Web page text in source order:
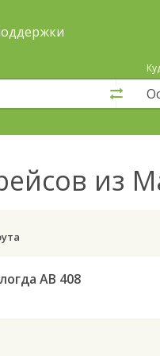
из
АВ 408